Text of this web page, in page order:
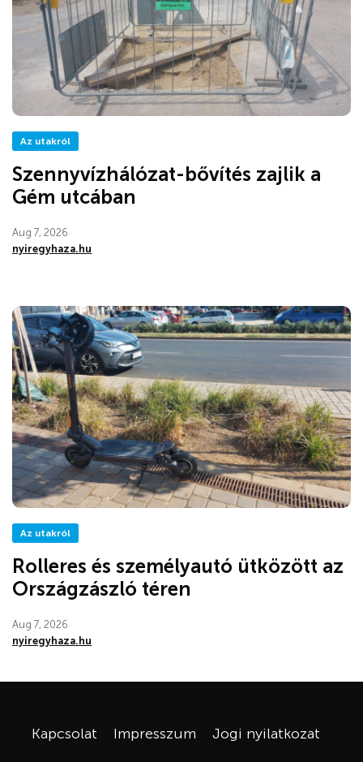
Az utakról
Szennyvízhálózat-bővítés zajlik a
Gém utcában
Aug 7, 2026
nyiregyhaza.hu
Az utakról
Rolleres és személyautó ütközött az
Országzászló téren
Aug 7, 2026
nyiregyhaza.hu
Kapcsolat Impresszum Jogi nyilatkozat